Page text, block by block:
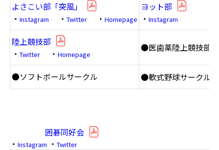
よさこい部「突風」
・ Instagram ・ Twitter ・ Homepage
ヨット部
・ Instagram
陸上競技部
・ Twitter ・ Homepage
●医歯薬陸上競技部
●ソフトボールサークル ●軟式野球サークル
囲碁同好会
・ Instagram ・ Twitter